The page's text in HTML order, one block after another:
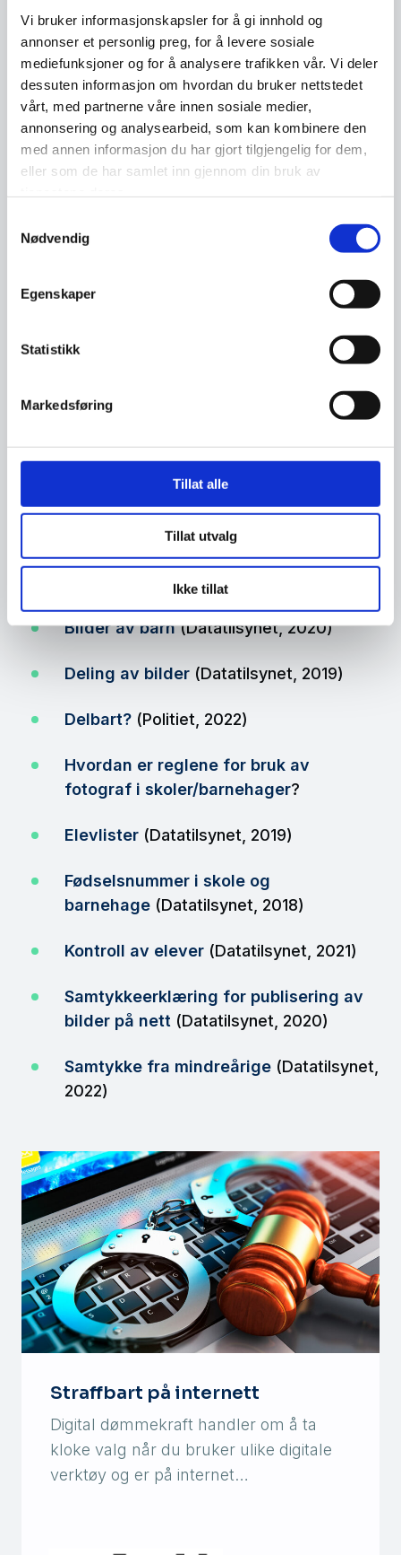
Vi bruker informasjonskapsler for å gi innhold og
annonser et personlig preg, for å levere sosiale
mediefunksjoner og for å analysere trafikken vår. Vi deler
dessuten informasjon om hvordan du bruker nettstedet
vårt, med partnerne våre innen sosiale medier,
annonsering og analysearbeid, som kan kombinere den
med annen informasjon du har gjort tilgjengelig for dem,
eller som de har samlet inn gjennom din bruk av
Nødvendig
Egenskaper
Statistikk
Markedsføring
Tillat alle
Tillat utvalg
Ikke tillat
barn som har fylt 13 år, også må samtykke og
signere på erklæringen.
Barnets beste!
Uavhengig av hvem som har juridisk rett til å ta
ta grunnleggende hensyn til barnets beste.
publiseres eller ikke, bør tvilen komme barnet
rett til personvern.
Lovgivning:
Personopplysningsloven
Se også:
Bilder av barn(Datatilsynet, 2020)
Deling av bilder (Datatilsynet, 2019)
Delbart? (Politiet, 2022)
Hvordan er reglene for bruk av
fotograf i skoler/barnehager?
Elevlister (Datatilsynet, 2019)
Fødselsnummer i skole og
barnehage (Datatilsynet, 2018)
Kontroll av elever (Datatilsynet, 2021)
Samtykkeerklæring for publisering av
bilder på nett (Datatilsynet, 2020)
Samtykke fra mindreårige (Datatilsynet,
2022)
Straffbart på internett
Digital dømmekraft handler om å ta
kloke valg når du bruker ulike digitale
verktøy og er på internet…